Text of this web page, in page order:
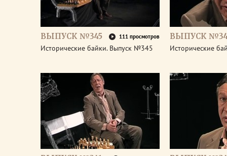
ВЫПУСК №345 111 просмотров
Исторические байки. Выпуск №345
ВЫПУСК
Исторические